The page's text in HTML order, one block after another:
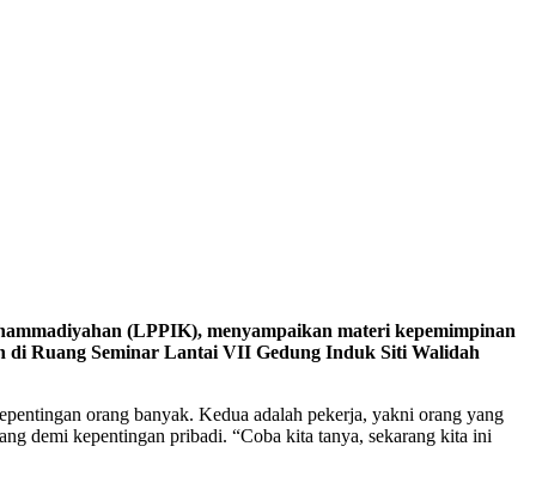
adiyahan (LPPIK), menyampaikan materi kepemimpinan
di Ruang Seminar Lantai VII Gedung Induk Siti Walidah
orang banyak. Kedua adalah pekerja, yakni orang yang
demi kepentingan pribadi. “Coba kita tanya, sekarang kita ini